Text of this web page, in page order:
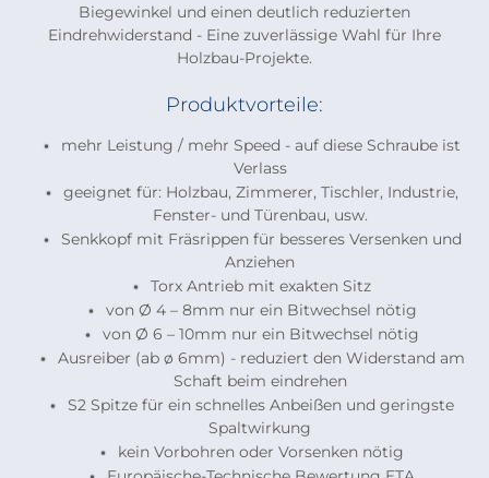
Biegewinkel und einen deutlich reduzierten
Eindrehwiderstand - Eine zuverlässige Wahl für Ihre
Holzbau-Projekte.
Produktvorteile:
mehr Leistung / mehr Speed - auf diese Schraube ist
Verlass
geeignet für: Holzbau, Zimmerer, Tischler, Industrie,
Fenster- und Türenbau, usw.
Senkkopf mit Fräsrippen für besseres Versenken und
Anziehen
Torx Antrieb mit exakten Sitz
von Ø 4 – 8mm nur ein Bitwechsel nötig
von Ø 6 – 10mm nur ein Bitwechsel nötig
Ausreiber (ab ø 6mm) - reduziert den Widerstand am
Schaft beim eindrehen
S2 Spitze für ein schnelles Anbeißen und geringste
Spaltwirkung
kein Vorbohren oder Vorsenken nötig